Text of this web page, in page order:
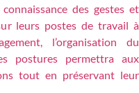
des gestes et
leurs postes de travail à
l’organisation du
postures permettra aux
tout en préservant leur